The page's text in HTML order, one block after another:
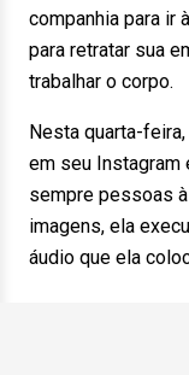
companhia para ir
para retratar sua
trabalhar o corpo.
Nesta quarta-
em seu Instagram
sempre pessoas à
imagens, ela
áudio que ela